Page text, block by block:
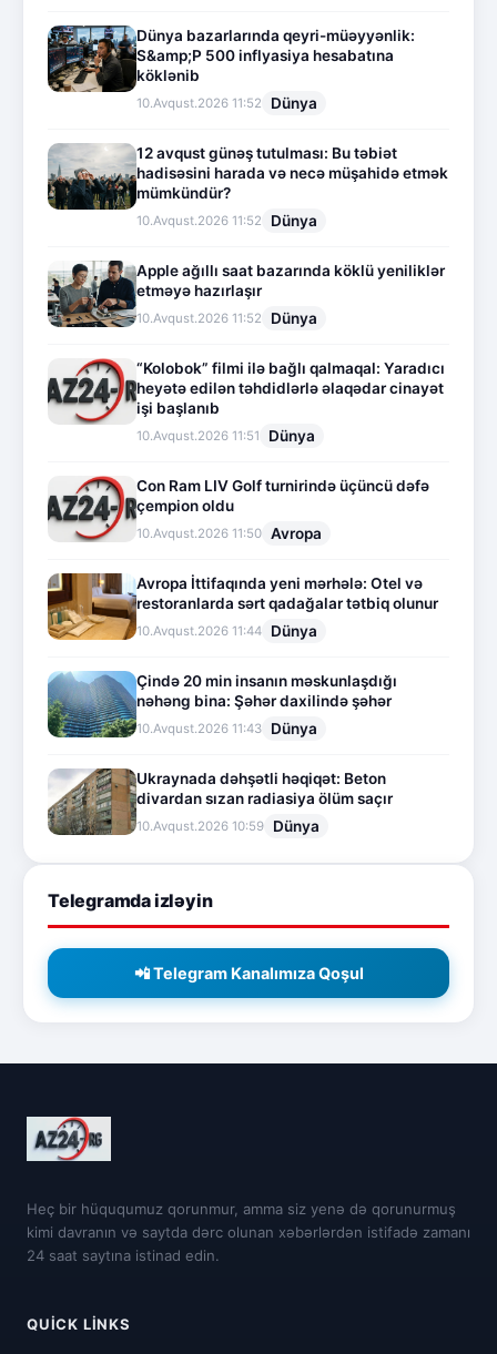
Dünya bazarlarında qeyri-müəyyənlik:
S&amp;P 500 inflyasiya hesabatına
köklənib
10.Avqust.2026 11:52 Dünya
12 avqust günəş tutulması: Bu təbiət
hadisəsini harada və necə müşahidə etmək
mümkündür?
10.Avqust.2026 11:52 Dünya
Apple ağıllı saat bazarında köklü yeniliklər
etməyə hazırlaşır
10.Avqust.2026 11:52 Dünya
“Kolobok” filmi ilə bağlı qalmaqal: Yaradıcı
heyətə edilən təhdidlərlə əlaqədar cinayət
işi başlanıb
10.Avqust.2026 11:51 Dünya
Con Ram LIV Golf turnirində üçüncü dəfə
çempion oldu
10.Avqust.2026 11:50 Avropa
Avropa İttifaqında yeni mərhələ: Otel və
restoranlarda sərt qadağalar tətbiq olunur
10.Avqust.2026 11:44 Dünya
Çində 20 min insanın məskunlaşdığı
nəhəng bina: Şəhər daxilində şəhər
10.Avqust.2026 11:43 Dünya
Ukraynada dəhşətli həqiqət: Beton
divardan sızan radiasiya ölüm saçır
10.Avqust.2026 10:59 Dünya
Telegramda izləyin
📲 Telegram Kanalımıza Qoşul
Heç bir hüququmuz qorunmur, amma siz yenə də qorunurmuş
kimi davranın və saytda dərc olunan xəbərlərdən istifadə zamanı
24 saat saytına istinad edin.
QUICK LINKS